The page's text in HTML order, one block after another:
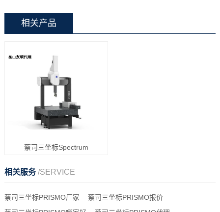
相关产品
蔡司三坐标Spectrum
相关服务/SERVICE
蔡司三坐标PRISMO厂家
蔡司三坐标PRISMO报价